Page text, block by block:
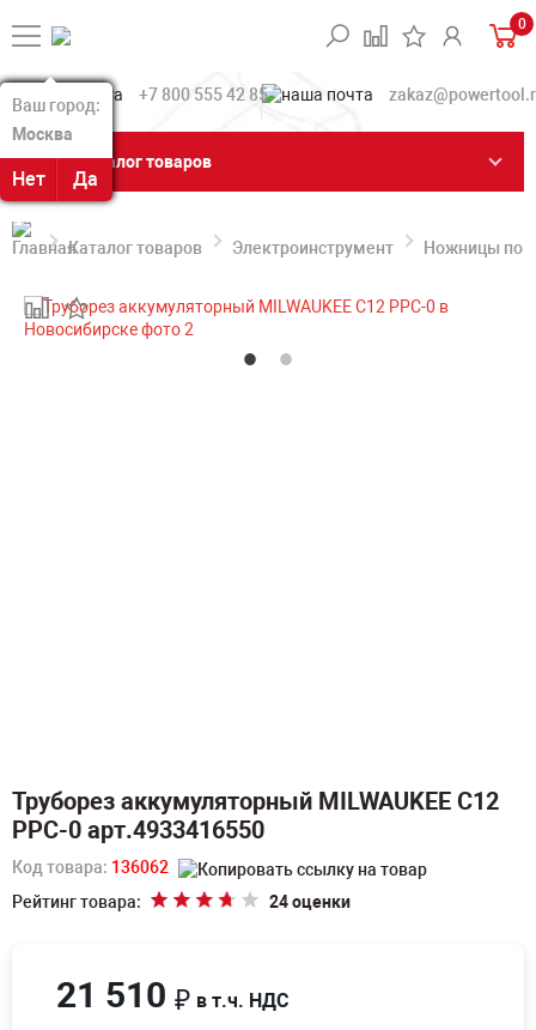
Ваш город:
Москва
Нет Да
Ваш город:
Москва
Нет Да
0
+7 800 555 42 85
Каталог товаров
Каталог товаров Электроинструмент Ножницы по
Труборез аккумуляторный MILWAUKEE C12
PPC-0 арт.4933416550
Код товара: 136062
Рейтинг товара:
24 оценки
21 510 ₽ в т.ч. НДС